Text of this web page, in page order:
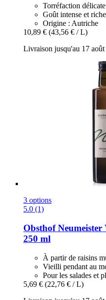
Torréfaction délicate
Goût intense et riche
Origine : Autriche
10,89 € (43,56 € / L)
Livraison jusqu'au 17 août
3 options
5.0 (1)
Obsthof Neumeister
250 ml
À partir de raisins
Vieilli pendant au
Pour les salades et
5,69 € (22,76 € / L)